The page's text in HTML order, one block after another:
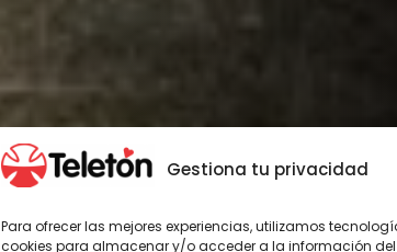
Gestiona tu privacidad
Para ofrecer las mejores experiencias, utilizamos
cookies para almacenar y/o acceder a la información del